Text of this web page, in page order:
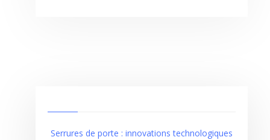
Serrures de porte : innovations technologiques